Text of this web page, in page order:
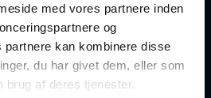
med vores partnere inden
og
partnere kan kombinere disse
du har givet dem, eller som
brug af deres tjenester.
kan være med!